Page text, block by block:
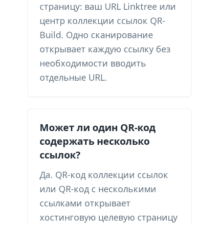
страницу: ваш URL Linktree или
центр коллекции ссылок QR-
Build. Одно сканирование
открывает каждую ссылку без
необходимости вводить
отдельные URL.
Может ли один QR-код
содержать несколько
ссылок?
Да. QR-код коллекции ссылок
или QR-код с несколькими
ссылками открывает
хостинговую целевую страницу